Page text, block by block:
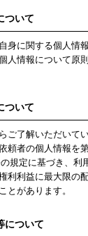
ついて
身に関する個人情
人情報について原
ついて
ご了解いただいて
頼者の個人情報を
規定に基づき、利
利利益に最大限の
とがあります。
について